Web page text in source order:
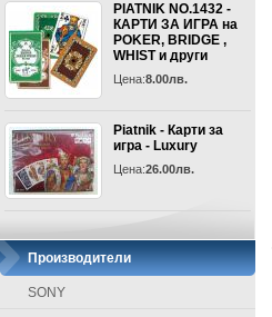
PIATNIK NO.1432 -
КАРТИ ЗА ИГРА на
POKER, BRIDGE ,
WHIST и други
Цена:8.00лв.
Piatnik - Карти за
игра - Luxury
Цена:26.00лв.
Производители
SONY